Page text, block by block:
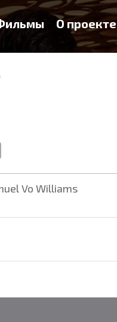
О проекте
Vo Williams